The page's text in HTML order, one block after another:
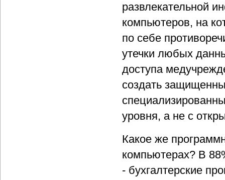
развлекательной
компьютеров, на
по себе
утечки любых
доступа
создать
уровня, а не с
Какое же
компьютерах? В
- бухгалтерские